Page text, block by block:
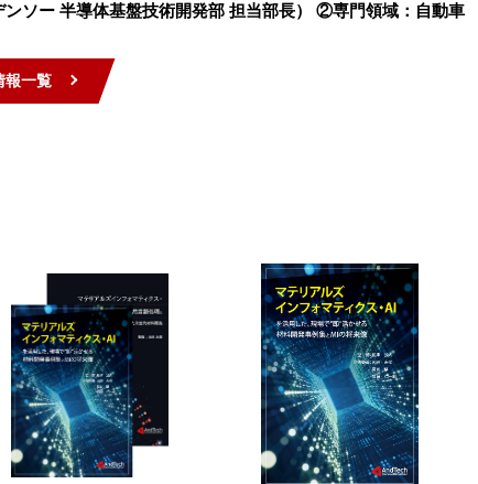
ソー 半導体基盤技術開発部 担当部長） ②専門領域：自動車
報一覧